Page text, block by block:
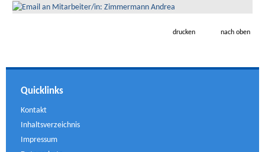
drucken nach oben
Quicklinks
Kontakt
Inhaltsverzeichnis
Impressum